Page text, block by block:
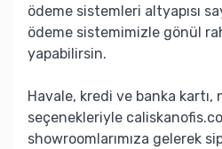
ödeme sistemleri altyapısı
ödeme sistemimizle gönül
yapabilirsin.
Havale, kredi ve banka kartı,
seçenekleriyle
showroomlarımıza gelerek